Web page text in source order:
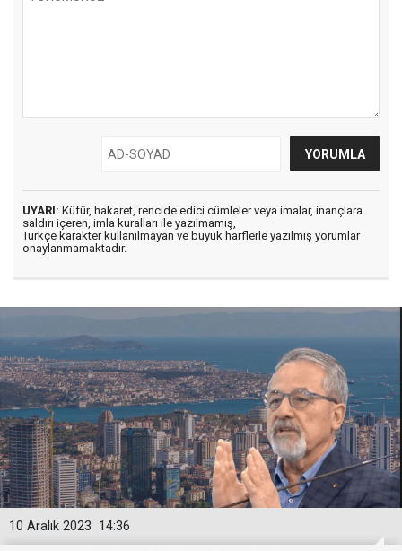
UYARI: Küfür, hakaret, rencide edici cümleler veya imalar, inançlara
saldırı içeren, imla kuralları ile yazılmamış,
Türkçe karakter kullanılmayan ve büyük harflerle yazılmış yorumlar
onaylanmamaktadır.
14:36
10 Aralık 2023